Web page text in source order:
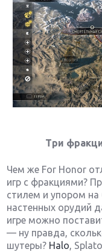
Три
Чем же For Honor
игр с фракциями?
стилем и упором на
настенных орудий
игре можно
— ну правда,
шутеры? Halo,